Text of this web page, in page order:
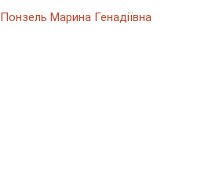
Понзель Марина Генадіївна